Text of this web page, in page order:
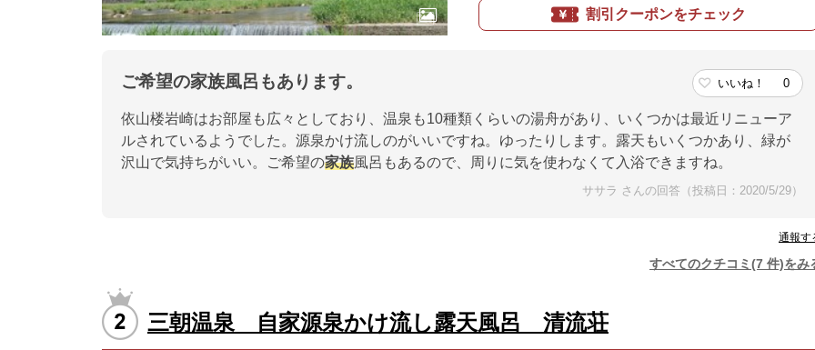
割引クーポンをチェック
ご希望の家族風呂もあります。 いいね！ 0
依山楼岩崎はお部屋も広々としており、温泉も10種類くらいの湯舟があり、いくつかは最近リニューア
ルされているようでした。源泉かけ流しのがいいですね。ゆったりします。露天もいくつかあり、緑が
沢山で気持ちがいい。ご希望の家族風呂もあるので、周りに気を使わなくて入浴できますね。
ササラ さんの回答（投稿日：2020/5/29）
通報す
すべてのクチコミ(7 件)をみ
三朝温泉 自家源泉かけ流し露天風呂 清流荘